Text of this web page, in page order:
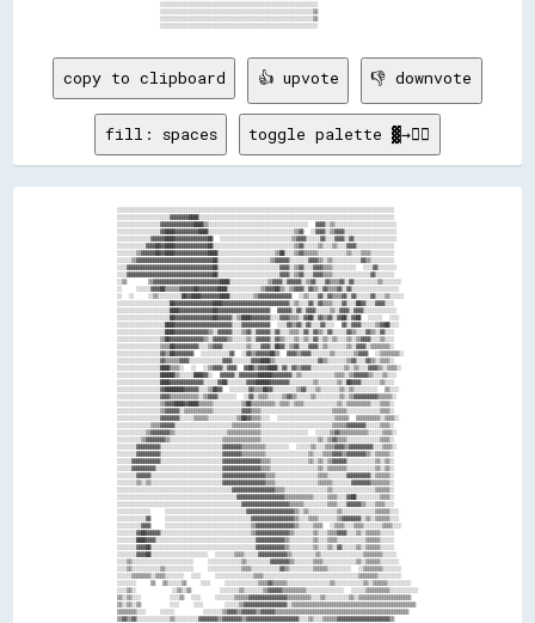
                            ░░░░░░░░░░░░░░░░░░░░░░░░░░░░░░░░░░░░░░░░░░░░░░░░░░░░░░░░░░░░░░░░░░
                            ░░░░░░░░░░░░░░░░░░░░░░░░░░░░░░░░░░░░░░░░░░░░░░░░░░░░░░░░░░░░░░░░▒▒
                            ░░░░░░░░░░░░░░░░░░░░░░░░░░░░░░░░░░░░░░░░░░░░░░░░░░░░░░░░░░░░░░░░▒▒
copy to clipboard 👍 upvote 👎 downvote
fill: spaces toggle palette ▓→✊🏽
░░░░░░░░░░░░░░░░░░░░░░░░░░░░░░░░░░░░░░░░░░░░░░░░░░░░░░░░░░░░░░░░░░░░░░░░░░░░░░░░░░░░░░░░░░░░░░░░░░░░░░░░░░░░░░░░░░░░
░░░░░░░░░░░░░░░░░░░░░░▓▓▓▓▓▓▓▓████░░░░░░░░░░░░░░░░░░░░░░░░░░░░░░░░░░░░░░░░░░░░░░░░░░░░░░░░░░░░░░░░░░░░░░░░░░░░░░░░░░
░░░░░░░░░░░░░░░░░░▓▓▓▓▓▓▓▓▓▓▓▓▓▓████▒▒░░░░░░░░░░░░░░░░░░░░░░░░░░░░░░░░░░░░░░░░░░  ▓▓▓▓░░▒▒░░░░░░░░░░░░░░░░░░░░░░░░░░
░░░░░░░░░░░░░░░░░░▓▓████▓▓▓▓▓▓▓▓▓▓████░░░░░░░░░░░░░░░░░░░░░░░░░░░░░░░░░░░░▒▒▓▓  ░░▓▓▓▓░░▒▒▓▓▓▓░░░░░░░░░░░░░░░░░░░░░░
░░░░░░░░░░░░░░▓▓▓▓▓▓████▓▓▓▓▓▓▓▓▓▓▓▓▓▓██  ░░░░░░░░░░░░░░░░░░░░░░░░░░░░░░▒▒▓▓▓▓░░░░░░▓▓░░░░▓▓▓▓░░▓▓░░░░░░░░░░░░░░░░░░
░░░░░░░░░░░░▓▓▓▓██▓▓████▓▓▓▓▓▓▓▓▓▓▓▓▓▓██░░░░░░░░░░░░░░░░░░░░░░░░░░░░░░░░░░▒▒▓▓░░░░░░▒▒░░░░▒▒░░░░▓▓▓▓░░░░░░░░░░░░░░░░
░░░░░░░░▒▒▓▓▓▓▓▓██▓▓████▓▓▓▓▓▓▓▓▓▓▓▓▓▓████░░░░░░░░░░░░░░░░░░░░░░░░▒▒██░░░░▒▒▓▓▒▒▒▒▒▒░░░░░░░░░░░░▒▒░░░░▒▒▒▒░░░░░░░░░░
░░░░░░▒▒▓▓▓▓▓▓▓▓▓▓▓▓▓▓▓▓▓▓▓▓▓▓▓▓▓▓▓▓▓▓▓▓██░░░░░░░░░░░░░░░░░░░░░░▒▒▓▓▓▓▓▓░░░░░░░░▓▓▓▓▒▒░░▒▒░░░░░░░░░░░░▓▓▒▒░░░░░░░░░░
░░░░▓▓▓▓▓▓▓▓▓▓▓▓▓▓▓▓▓▓▓▓▓▓▓▓▓▓▓▓▓▓▓▓▓▓▓▓██░░░░░░░░░░░░░░░░░░░░░░░░░░▓▓▓▓░░▒▒▓▓░░░░▓▓▓▓▒▒▒▒░░░░░░░░░░  ░░░░▓▓░░░░░░░░
░░░░▓▓▓▓▓▓▓▓▓▓▓▓▓▓▓▓▓▓▓▓▓▓▓▓▓▓▓▓▓▓▓▓▓▓▓▓██░░░░░░░░░░░░░░░░░░░░░░░░░░▓▓▓▓░░▒▒▓▓░░░░▓▓▓▓▒▒▒▒░░░░░░░░░░░░░░░░▓▓░░░░░░░░
░░▒▒      ▒▒▓▓▓▓▓▓▓▓▓▓▓▓▓▓▓▓▓▓▓▓▓▓▓▓▓▓▓▓████░░░░░░░░░░░░░░░░▒▒▓▓▓▓░░▓▓▓▓▓▓░░▒▒▓▓░░░░▓▓▒▒▒▒▓▓░░▓▓░░░░░░░░░░▒▒░░░░░░░░
░░    ░░░░░░▓▓▓▓██▒▒▒▒▒▒▓▓▓▓▓▓██▓▓▓▓▓▓▓▓████░░░░░░░░░░░░░░▒▒▓▓▓▓██▒▒░░▒▒▓▓▓▓░░▓▓▒▒░░▓▓▒▒▒▒▓▓░░▓▓░░░░░░░░░░░░░░░░░░░░
░░  ░░    ░░▒▒░░░░░░░░░░██▓▓████▓▓▓▓▓▓▓▓████░░░░░░░░░░▒▒▓▓▓▓▓▓▓▓▓▓▓▓▓▓  ░░▒▒░░░░▓▓░░▓▓▒▒▒▒▓▓░░▓▓░░░░░░▓▓░░░░▒▒░░░░░░
░░░░░░░░░░░░░░░░░░░░░░██▓▓▓▓▓▓▓▓▓▓▓▓▓▓▓▓████▓▓▓▓▓▓▓▓▓▓▓▓▓▓▓▓▓▓▓▓▓▓▓▓▓▓▓▓░░▒▒░░░░▓▓░░▓▓▒▒▒▒░░░░▓▓░░░░██▓▓░░░░▓▓▓▓░░░░
░░░░░░░░░░░░░░░░░░░░░░████▓▓▓▓▓▓▓▓▓▓▓▓▓▓██▓▓▓▓▓▓▓▓▓▓▓▓▓▓▓▓▓▓▓▓▓▓  ▓▓▓▓▓▓░░▓▓░░▓▓▓▓░░░░░░▒▒░░▓▓▓▓░░▓▓▓▓░░░░░░░░░░░░░░
░░░░░░░░░░░░░░░░░░░░░░██▓▓▓▓▓▓▓▓▓▓▓▓▓▓▓▓██▓▓▓▓▓▓░░▒▒████▓▓▓▓▓▓▓▓░░░░▓▓▓▓▒▒▒▒░░▓▓██░░▓▓▒▒▓▓░░▓▓██░░▓▓██  ░░░░░░  ░░░░
░░░░░░░░░░░░░░░░░░░░████▓▓▓▓▓▓▓▓▓▓▓▓▓▓▓▓▓▓▓▓▓▓▓▓░░░░▓▓▓▓▓▓▓▓▓▓▓▓  ░░░░▓▓▒▒▓▓░░▓▓░░░░▓▓░░░░  ▓▓░░▓▓▓▓░░░░░░▒▒▓▓██░░░░
░░░░░░░░░░░░░░░░░░░░████▓▓▓▓▓▓▓▓▓▓▓▓▓▓▒▒░░▓▓▓▓▓▓░░░░▒▒▓▓░░▓▓▓▓▓▓░░▓▓░░░░▒▒▒▒░░▓▓░░▓▓▒▒░░▓▓░░░░░░▓▓▒▒░░░░▓▓▒▒░░▓▓░░░░
░░░░░░░░░░░░░░░░░░▒▒██▓▓▓▓▓▓▓▓▓▓▓▓▓▓▒▒░░▓▓▓▓▓▓▒▒░░░░░░▒▒░░▓▓▓▓▓▓░░▓▓▒▒░░░░▒▒░░▒▒░░▓▓░░▒▒░░▒▒░░░░▒▒░░▒▒▓▓▓▓░░░░▒▒░░░░
░░░░░░░░░░░░░░░░░░▒▒▒▒██▓▓▓▓▓▓▓▓▓▓░░░░▒▒▓▓▓▓░░░░░░░░░░▒▒░░░░▓▓▓▓░░██▓▓░░▒▒▓▓░░░░▓▓▓▓░░▒▒░░░░░░░░▒▒░░▓▓▓▓░░▒▒▒▒▒▒▒▒░░
░░░░░░░░░░░░░░░░░░▓▓▒▒██▓▓▓▓▓▓▓▓  ░░░░░░░░░░░░▓▓  ░░▓▓▒▒▓▓▓▓▓▓██▒▒  ▓▓▓▓▒▒▓▓▓▓░░░░░░░░▒▒░░░░░░░░▒▒▓▓▓▓  ░░▒▒▒▒▒▒▒▒░░
░░░░░░░░░░░░░░░░░░▓▓▒▒▒▒▒▒▓▓▓▓░░░░░░░░░░░░░░▓▓▓▓░░░░░░░░▓▓▓▓████▒▒░░░░░░░░░░░░░░░░░░▓▓▒▒░░░░░░░░▒▒▓▓░░░░▓▓▒▒░░▒▒▒▒░░
░░░░░░░░░░░░░░░░░░████▒▒▒▒░░  ░░  ░░▒▒▓▓▓▓░░▓▓▓▓  ▓▓██▒▒▓▓▓▓████░░▓▓░░▓▓▒▒▓▓▓▓░░░░░░░░░░░░░░▒▒░░▒▒░░░░▓▓▓▓▒▒░░▒▒▒▒░░
░░░░░░░░░░░░░░░░░░██████▒▒░░░░░░████▓▓░░  ▓▓▓▓▓▓░░▓▓▓▓▓▓▓▓██████▓▓▓▓▓▓▓▓░░▒▒░░░░░░░░░░░░░░▒▒▒▒░░▒▒▓▓▓▓▓▓▒▒░░░░▒▒░░░░
░░░░░░░░░░░░░░░░░░████▓▓▓▓▓▓▓▓▓▓▓▓▓▓░░░░░░▓▓██░░░░░░░░▓▓▓▓██████▓▓▓▓▓▓▓▓░░░░░░░░░░▒▒░░░░░░░░▒▒░░██▓▓▓▓░░░░░░░░▒▒░░░░
░░░░░░░░░░░░░░░░░░▓▓████████▓▓▓▓▓▓░░░░▒▒██▓▓  ░░░░░░░░▓▓▒▒▒▒██▓▓░░░░░░░░░░▒▒▓▓░░░░▒▒░░░░░░░░▒▒░░▒▒░░░░░░░░░░  ▒▒░░░░
░░░░░░░░░░░░░░░░░░▓▓▓▓▒▒▒▒▒▒▒▒▒▒▒▒░░▒▒▓▓▓▓░░░░░░░░  ░░▓▓░░▒▒▒▒░░░░░░▒▒▓▓▒▒░░░░░░▒▒░░░░░░░░░░▒▒░░▒▒▓▓▓▓▓▓▓▓▓▓▒▒▒▒▒▒░░
░░░░░░░░░░░░░░░░░░▒▒▓▓▓▓████▓▓████▒▒▒▒▒▒░░░░░░░░░░░░▒▒██▒▒▒▒▒▒▒▒▒▒░░▒▒▒▒░░▒▒▒▒░░░░░░░░░░░░░░▒▒░░▒▒▒▒▒▒▒▒▒▒░░░░▒▒▒▒░░
░░░░░░░░░░░░░░░░░░▒▒▓▓▓▓▓▓░░▒▒▒▒▒▒▒▒▒▒▒▒░░░░░░░░░░░░▓▓▓▓▒▒▒▒░░░░░░░░░░░░░░░░░░░░░░░░░░░░░░▒▒▒▒▒▒░░░░░░░░░░░░░░▒▒▒▒░░
░░░░░░░░░░░░░░░░░░▓▓▓▓▓▓▓▓░░░░░░▒▒▒▒▒▒░░░░░░░░░░░░▒▒██▓▓▒▒▒▒░░░░  ░░░░░░░░░░░░░░░░░░░░░░░░▒▒▒▒▒▒  ▒▒▒▒▒▒▒▒▒▒░░▒▒▒▒░░
░░░░░░░░░░░░░░▒▒▒▒▓▓▓▓▓▓░░░░░░░░░░░░░░░░░░░░░░░░▒▒▒▒▒▒▒▒▒▒▒▒░░░░░░░░░░░░░░░░░░░░░░░░░░░░░░▒▒▒▒▒▒▓▓▓▓▓▓▓▓░░░░░░▒▒▒▒░░
░░░░░░░░░░░░▒▒▓▓▓▓▓▓▓▓▒▒░░░░░░░░░░░░░░░░░░░░░░▒▒▒▒▒▒▒▒▒▒▒▒▒▒░░░░░░░░░░░░░░░░░░░░  ░░░░░░▒▒▓▓▒▒▒▒▒▒▒▒▒▒▒▒░░░░░░▒▒▒▒░░
░░░░░░░░░░▒▒▓▓▓▓▓▓▓▓▒▒░░░░░░░░░░░░░░░░░░░░░░▒▒▒▒▒▒▒▒▒▒▒▒▒▒▒▒░░░░░░░░░░░░░░░░░░░░░░░░▒▒░░▒▒▓▓▒▒▒▒░░░░░░░░░░░░░░▒▒▒▒░░
░░░░░░░░▓▓▓▓▓▓▓▓▓▓░░░░░░░░░░░░░░░░░░░░░░░░░░▓▓▓▓▓▓▓▓▒▒▒▒▒▒▒▒▒▒░░░░░░░░░░  ░░░░░░▒▒░░░░▒▒▒▒▓▓▓▓▒▒▓▓▓▓▓▓▓▓▓▓░░░░▒▒▒▒░░
░░░░░░░░▓▓▓▓▓▓▓▓▓▓░░░░░░░░░░░░░░░░░░░░░░░░░░▓▓▓▓▓▓▓▓▒▒▒▒▒▒▒▒▒▒░░░░░░░░░░░░░░░░░░▒▒░░░░▒▒▒▒▓▓▓▓▒▒▓▓▓▓▓▓▓▓▒▒░░▒▒▒▒▒▒░░
░░░░░░▓▓▓▓▓▓▓▓▓▓▓▓░░░░░░░░░░░░░░░░░░░░░░░░░░▓▓▓▓▓▓▓▓▓▓▓▓▓▓▓▓▒▒▒▒░░░░░░░░░░░░░░░░▒▒░░▒▒░░▒▒▓▓▓▓▓▓░░░░░░░░░░░░▒▒░░▒▒░░
░░░░░░▓▓▓▓▓▓▓▓▓▓░░░░░░░░░░░░░░░░░░░░░░░░░░░░▓▓▓▓▓▓▓▓▓▓▓▓▓▓▓▓▒▒▒▒░░░░░░░░░░░░░░░░░░░░▒▒░░▒▒▒▒▒▒▒▒░░░░░░░░░░░░▒▒░░▒▒░░
░░░░░░░░▓▓▓▓▓▓░░░░░░░░░░░░░░░░░░░░░░░░░░░░░░▓▓▓▓▓▓▓▓▓▓▓▓▓▓▓▓▓▓▒▒▒▒░░░░░░░░░░░░░░░░░░▒▒▒▒░░░░░░░░▓▓▓▓▓▓▓▓▓▓░░▒▒▒▒▒▒░░
░░░░░░░░▒▒░░▒▒░░░░░░░░░░░░░░░░░░░░░░░░░░░░░░▓▓▓▓▓▓▓▓▓▓▓▓▓▓▓▓▓▓▒▒▒▒░░░░░░░░░░░░░░░░░░▒▒▒▒▒▒░░░░░░░░▓▓▓▓▓▓▓▓▒▒▒▒▒▒▒▒░░
░░░░░░░░░░░░░░░░░░░░░░░░░░░░░░░░░░░░░░░░░░░░░░░░▓▓▓▓▓▓▓▓▓▓▓▓▓▓▓▓▓▓▒▒▒▒░░░░░░░░░░░░░░░░░░▒▒░░░░░░░░░░░░░░░░░░▒▒▒▒▒▒░░
░░░░░░░░░░░░░░░░░░░░░░░░░░░░░░░░░░░░░░░░░░░░░░░░░░▓▓▓▓▓▓▓▓▓▓▓▓▓▓▓▓▓▓▓▓▒▒▒▒▒▒▒▒▒▒▒▒░░░░░░▒▒▒▒░░░░▓▓██░░░░░░░░░░▒▒▒▒░░
░░░░░░░░░░░░░░░░░░░░░░░░░░░░░░░░░░░░░░░░░░░░░░░░░░░░▓▓▓▓▓▓▓▓▓▓▓▓▓▓▓▓▓▓▓▓▒▒▒▒▒▒░░░░░░░░░░▒▒▒▒░░░░▓▓▓▓▓▓▒▒░░░░▒▒▒▒░░░░
░░░░░░░░░░░░░░    ░░░░░░░░░░░░░░░░░░░░░░░░░░░░░░░░░░▓▓▓▓▓▓▓▓▓▓▓▓▓▓▓▓▓▓▓▓▒▒░░▒▒░░░░░░░░░░░░▒▒░░░░░░░░░░░░░░▒▒▒▒▒▒░░░░
░░░░░░░░░░░░▓▓    ░░░░░░░░░░░░░░░░░░░░░░░░░░░░░░░░░░░░▓▓▓▓▓▓▓▓▓▓▓▓▓▓▓▓▓▓▒▒░░░░▒▒▒▒░░░░░░░░▒▒▓▓▓▓▓▓▓▓░░▒▒░░▒▒▒▒▒▒░░░░
░░░░░░░░░░▓▓▓▓    ░░░░░░░░░░░░░░░░░░░░░░░░░░░░░░░░░░░░▒▒▓▓▓▓▓▓▓▓▓▓▓▓▓▓▓▓▒▒░░░░░░▒▒▒▒  ░░▒▒▒▒░░░░▒▒▒▒░░░░░░░░▒▒▒▒░░░░
░░░░░░░░▓▓██▓▓▓▓▓▓░░░░░░░░░░░░░░░░░░░░░░░░░░░░░░░░░░░░░░▒▒▓▓▓▓▓▓▓▓▓▓▓▓▓▓▒▒░░░░░░░░▒▒░░░░▒▒▒▒▓▓▓▓░░░░▒▒░░▒▒▒▒▒▒░░░░░░
░░░░░░░░████▓▓▓▓░░░░░░░░░░░░░░░░░░░░░░░░░░░░░░░░░░░░░░░░░░▓▓▓▓▓▓▓▓▓▓▓▓▒▒░░░░░░░░░░▒▒░░░░▒▒▒▒░░░░░░░░░░░░▒▒▒▒▒▒░░░░░░
░░░░░░░░▓▓▓▓██░░░░░░░░░░░░░░░░░░░░░░░░░░░░░░░░░░░░░░░░░░░░▓▓▓▓▓▓▓▓▓▓▓▓▒▒░░░░░░░░░░▒▒░░░░▒▒░░▓▓░░░░░░▒▒░░▒▒▒▒▒▒░░░░░░
░░░░░░░░▓▓▓▓██░░░░░░░░░░░░░░░░░░░░░░░░  ░░░░░░░░▒▒▒▒░░░░░░▓▓▓▓▓▓▓▓▓▓▓▓▒▒░░░░░░░░░░▒▒░░░░░░░░░░░░░░░░░░▒▒▒▒▒▒▒▒░░░░░░
░░░░▒▒░░░░░░░░░░░░░░░░░░░░░░░░░░    ░░░░░░░░░░░░░░▒▒░░░░░░░░░░▓▓▓▓▓▓▓▓▒▒░░░░░░░░▒▒▒▒░░░░░░░░░░░░░░▒▒░░▒▒▒▒▒▒░░░░░░░░
░░░░▒▒░░░░░░░░░░░░▒▒░░░░░░░░░░░░    ░░░░░░░░░░░░░░▒▒▒▒░░░░░░░░░░░░▓▓▒▒░░░░░░░░░░▒▒▒▒▒▒░░░░░░░░░░  ░░▒▒▒▒▒▒▒▒░░░░░░░░
░░░░░░▒▒▒▒▒▒▒▒░░▒▒▒▒░░░░░░░░  ░░░░    ░░░░░░░░░░░░░░░░▒▒▒▒░░░░░░░░░░░░░░░░░░░░░░░░░░░░░░░░░░░░░░░░▒▒▒▒▒▒▒▒░░░░░░░░░░
░░░░░░░░    ▒▒  ▒▒░░░░░░▒▒    ░░░░    ░░░░░░░░░░░░░░▒▒▒▒▓▓▒▒▒▒▒▒░░░░░░░░░░░░░░░░░░▒▒░░░░░░░░░░░░▒▒░░▒▒▒▒▒▒░░░░░░░░░░
░░░░▒▒░░          ░░▒▒░░▒▒        ░░░░░░░░▒▒░░░░░░░░▒▒▓▓▓▓▓▓▒▒▒▒▒▒▒▒▒▒░░░░░░░░░░░░░░░░  ░░░░░░▒▒▒▒▒▒▒▒▒▒░░░░░░░░░░░░
▒▒░░▒▒░░░░        ░░░░▒▒  ░░░░    ░░░░░░░░▒▒▒▒▒▒▓▓▓▓▓▓▓▓▓▓▓▓▓▓▓▓▒▒▒▒▒▒▒▒▒▒░░░░▒▒░░░░░░░░░░▒▒░░▒▒▒▒▒▒▒▒▒▒▒▒▒▒▒▒▒▒▒▒▒▒
▒▒░░▒▒░░▒▒        ░░░░    ░░░░      ░░░░░░▒▒▓▓▓▓▓▓▓▓▓▓▓▓▓▓▓▓▓▓░░▒▒▒▒▒▒▒▒▒▒▒▒▒▒▒▒▒▒▒▒▒▒▒▒▒▒▒▒▒▒▒▒▒▒▒▒▒▒▒▒▒▒▒▒▒▒▒▒▒▒▒▒
▒▒▒▒▒▒▒▒░░░░    ░░░░░░        ░░░░░░░░▒▒▓▓▓▓▒▒▓▓▓▓▓▓▒▒▓▓▓▓▓▓▒▒▒▒▒▒▒▒▒▒▒▒▒▒▒▒▒▒▒▒▒▒▒▒▒▒▒▒▒▒▒▒▒▒▒▒▒▒▒▒▒▒▒▒▒▒▒▒▒▒▒▒▒▒▒▒
▒▒▓▓▒▒▓▓░░░░░░░░░░░░░░▒▒░░░░░░░░░░▓▓▓▓▓▓▓▓▒▒▓▓▓▓▓▓▓▓▒▒▓▓▓▓▓▓▓▓▓▓▓▓▓▓▓▓▓▓▓▓▓▓░░░░▒▒░░░░▒▒▒▒▒▒▓▓▓▓▓▓▓▓▓▓▓▓▓▓▓▓▓▓▓▓▓▓▒▒